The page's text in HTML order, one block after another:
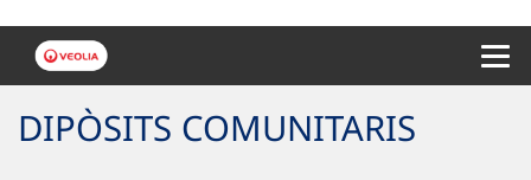
DIPÒSITS COMUNITARIS